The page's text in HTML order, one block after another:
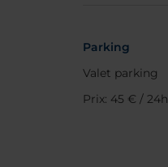
Parking
Valet parking
Prix: 45 € / 24h